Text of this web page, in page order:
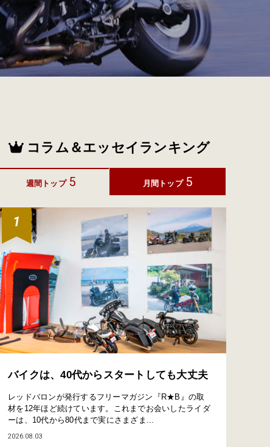
コラム＆エッセイランキング
週間トップ 5 月間トップ 5
バイクは、40代からスタートしても大丈夫
レッドバロンが発行するフリーマガジン『R★B』の取
材を12年ほど続けています。これまでお会いしたライダ
ーは、10代から80代まで実にさまざま...
2026.08.03